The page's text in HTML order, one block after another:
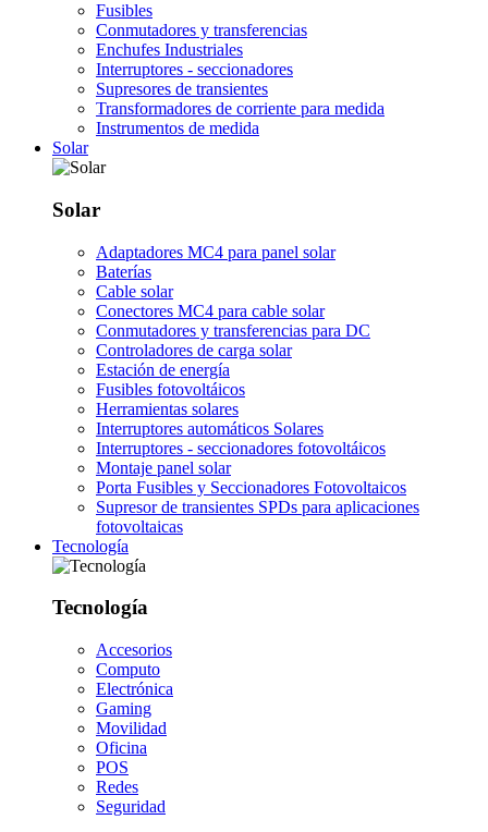
Fusibles
Conmutadores y transferencias
Enchufes Industriales
Interruptores - seccionadores
Supresores de transientes
Transformadores de corriente para medida
Instrumentos de medida
Solar
Solar
Adaptadores MC4 para panel solar
Baterías
Cable solar
Conectores MC4 para cable solar
Conmutadores y transferencias para DC
Controladores de carga solar
Estación de energía
Fusibles fotovoltáicos
Herramientas solares
Interruptores automáticos Solares
Interruptores - seccionadores fotovoltáicos
Montaje panel solar
Porta Fusibles y Seccionadores Fotovoltaicos
Supresor de transientes SPDs para aplicaciones
fotovoltaicas
Tecnología
Tecnología
Accesorios
Computo
Electrónica
Gaming
Movilidad
Oficina
POS
Redes
Seguridad